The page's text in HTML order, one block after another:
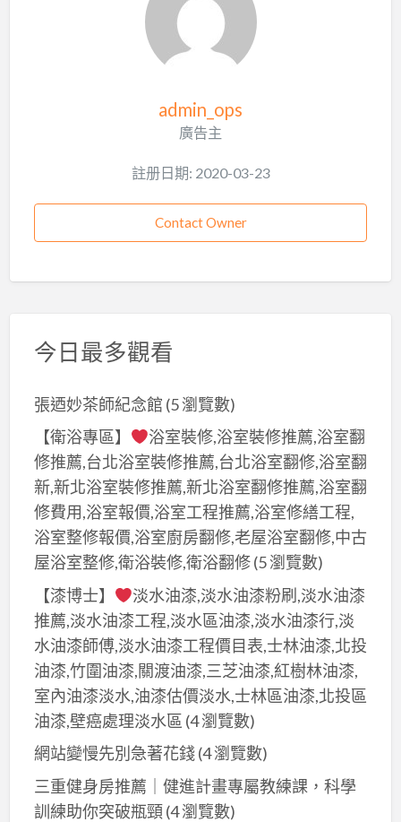
admin_ops
廣告主
註册日期: 2020-03-23
Contact Owner
今日最多觀看
張迺妙茶師紀念館 (5 瀏覽數)
【衛浴專區】
浴室裝修,浴室裝修推薦,浴室翻
修推薦,台北浴室裝修推薦,台北浴室翻修,浴室翻
新,新北浴室裝修推薦,新北浴室翻修推薦,浴室翻
修費用,浴室報價,浴室工程推薦,浴室修繕工程,
浴室整修報價,浴室廚房翻修,老屋浴室翻修,中古
屋浴室整修,衛浴裝修,衛浴翻修(5 瀏覽數)
【漆博士】
淡水油漆,淡水油漆粉刷,淡水油漆
推薦,淡水油漆工程,淡水區油漆,淡水油漆行,淡
水油漆師傅,淡水油漆工程價目表,士林油漆,北投
油漆,竹圍油漆,關渡油漆,三芝油漆,紅樹林油漆,
室內油漆淡水,油漆估價淡水,士林區油漆,北投區
油漆,壁癌處理淡水區 (4 瀏覽數)
網站變慢先別急著花錢(4 瀏覽數)
三重健身房推薦｜健進計畫專屬教練課，科學
訓練助你突破瓶頸(4 瀏覽數)